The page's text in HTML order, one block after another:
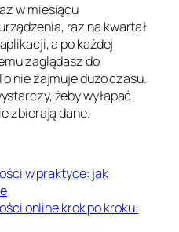
w miesiącu
raz na kwartał
a po każdej
zaglądasz do
nie zajmuje dużo czasu.
żeby wyłapać
zbierają dane.
w praktyce: jak
online krok po kroku: